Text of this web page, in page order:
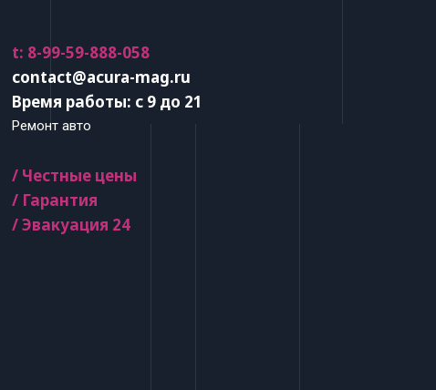
t: 8-99-59-888-058
contact@acura-mag.ru
Время работы: с 9 до 21
Ремонт авто
/ Честные цены
/ Гарантия
/ Эвакуация 24